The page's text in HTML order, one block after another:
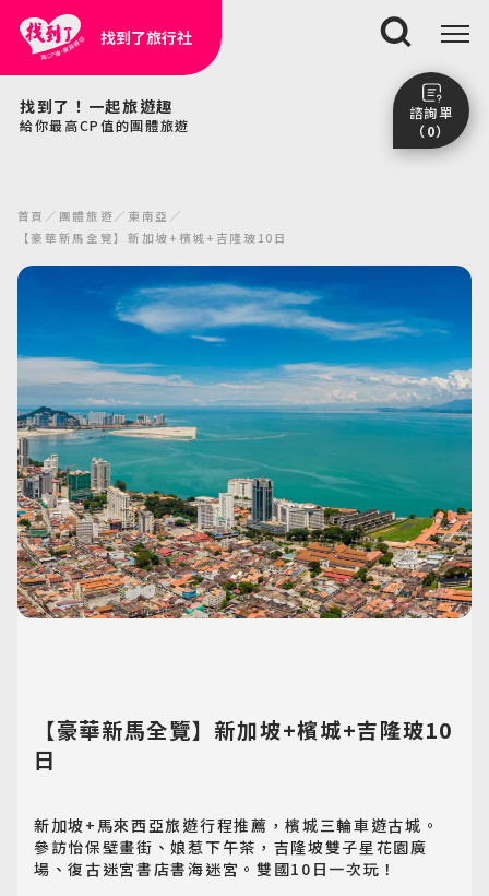
找到了旅行社
找到了！一起旅遊趣
給你最高CP值的團體旅遊
搜尋
諮詢單
（0）
前往諮詢單頁面
首頁 團體旅遊
東南亞
【豪華新馬全覽】新加坡+檳城+吉隆玻10日
【豪華新馬全覽】新加坡+檳城+吉隆玻10
日
新加坡+馬來西亞旅遊行程推薦，檳城三輪車遊古城。
參訪怡保壁畫街、娘惹下午茶，吉隆坡雙子星花園廣
場、復古迷宮書店書海迷宮。雙國10日一次玩！